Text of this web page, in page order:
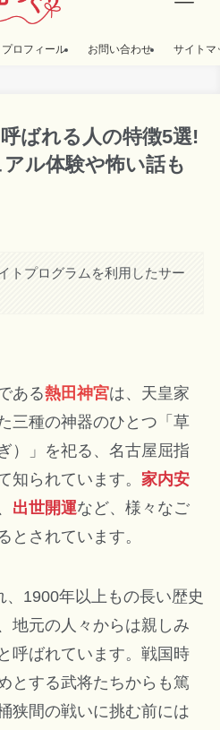
プロフィール お問い合わせ サイトマ
ばれる人の特徴5選!
ル体験や怖い話も
トプログラムを利用したサー
ある熱田神宮は、天皇家
三種の神器のひとつ「草
）」を祀る、名古屋屈指
知られています。 家内安
出世開運など、様々なご
とされています。
1900年以上もの長い歴史
地元の人々からは親しみ
呼ばれています。戦国時
とする武将たちからも篤
狭間の戦いに挑む前には